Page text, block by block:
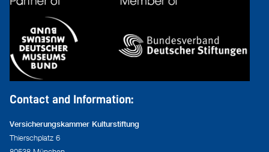
Contact and Information:
Versicherungskammer Kulturstiftung
Thierschplatz 6